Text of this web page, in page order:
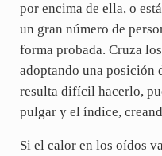
por encima de ella, o
un gran número de
forma probada. Cruza
adoptando una posición
resulta difícil hacerlo,
pulgar y el índice,
Si el calor en los oídos